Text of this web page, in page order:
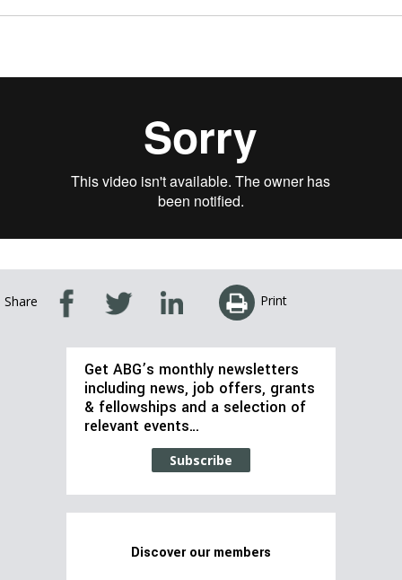
Share Print
Get ABG’s monthly newsletters
including news, job offers, grants
& fellowships and a selection of
relevant events…
Subscribe
Discover our members